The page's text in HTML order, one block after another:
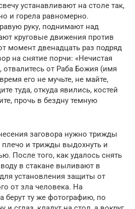
устанавливают на столе так,
и горела равномерно.
руку, поднимают над
круговые движения против
момент двенадцать раз подряд
на снятие порчи: «Нечистая
от Раба Божия (имя
его не мучьте, не майте,
туда, откуда явились, костей
прочь в бездну темную
заговора нужно трижды
плечо и трижды выдохнуть и
После того, как удалось снять
в стакане выливают в
установления защиты от
от зла человека. На
берут ту же фотографию, по